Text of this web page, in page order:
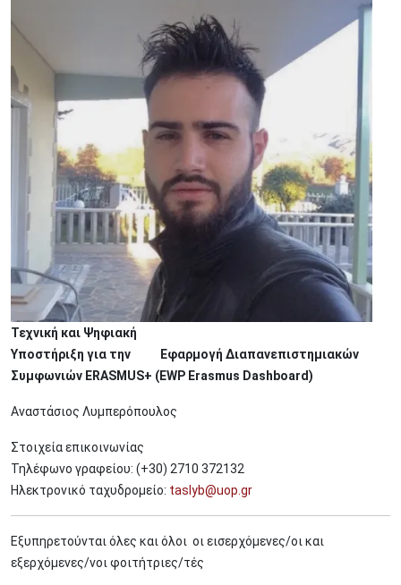
Τεχνική και Ψηφιακή
Υποστήριξη για την Εφαρμογή Διαπανεπιστημιακών
Συμφωνιών ERASMUS+ (EWP Erasmus Dashboard)
Αναστάσιος Λυμπερόπουλος
Στοιχεία επικοινωνίας
Τηλέφωνο γραφείου: (+30) 2710 372132
Ηλεκτρονικό ταχυδρομείο: taslyb@uop.gr
Εξυπηρετούνται όλες και όλοι οι εισερχόμενες/οι και
εξερχόμενες/νοι φοιτήτριες/τές